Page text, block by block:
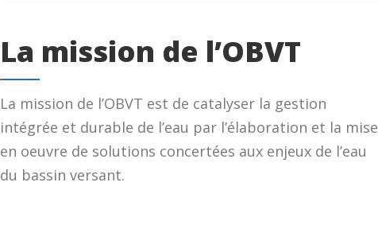
La mission de l’OBVT
La mission de l’OBVT est de catalyser la gestion
intégrée et durable de l’eau par l’élaboration et la mise
en oeuvre de solutions concertées aux enjeux de l’eau
du bassin versant.